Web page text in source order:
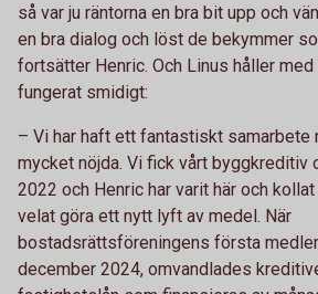
så var ju räntorna en bra bit upp och
en bra dialog och löst de bekymmer
fortsätter Henric. Och Linus håller
fungerat smidigt:
– Vi har haft ett fantastiskt samarbete
mycket nöjda. Vi fick vårt byggkreditiv
2022 och Henric har varit här och
velat göra ett nytt lyft av medel. När
bostadsrättsföreningens första
december 2024, omvandlades